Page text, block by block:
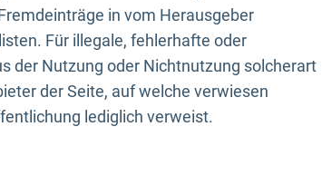
in vom Herausgeber
Für illegale, fehlerhafte oder
der Nutzung oder Nichtnutzung solcherart
der Seite, auf welche verwiesen
lediglich verweist.